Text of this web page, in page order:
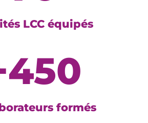
LCC équipés
formés